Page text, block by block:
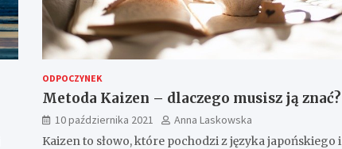
ODPOCZYNEK
Metoda Kaizen – dlaczego musisz ją znać?
10 października 2021
Anna Laskowska
Kaizen to słowo, które pochodzi z języka japońskiego i